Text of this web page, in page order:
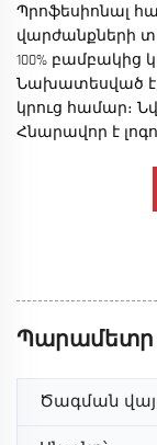
Պրոֆեսիոնալ
վարժանքների
100% բամբակից
Նախատեսված է
կրուց համար։
Հնարավոր է
Պարամետր
Ծագման